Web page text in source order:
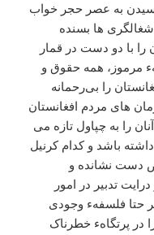
به عصر حجر خواب
اشغالگری ها بسنده
با دو دست در قمار
مرموز، همه حقوق و
را بی‌رحمانه
های مردم افغانستان
را به چپاول تازه می
باشد و کدام کرنیل
دست نشانده و
تدبیر در امور
حتا فلسفهء وجودی
در پرتگاهء خطرناک